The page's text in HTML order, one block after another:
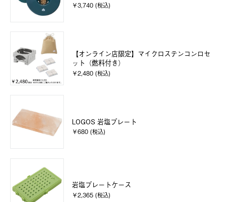
￥3,740 (税込)
【オンライン店限定】マイクロステンコンロセ
ット（燃料付き）
￥2,480 (税込)
LOGOS 岩塩プレート
￥680 (税込)
岩塩プレートケース
￥2,365 (税込)